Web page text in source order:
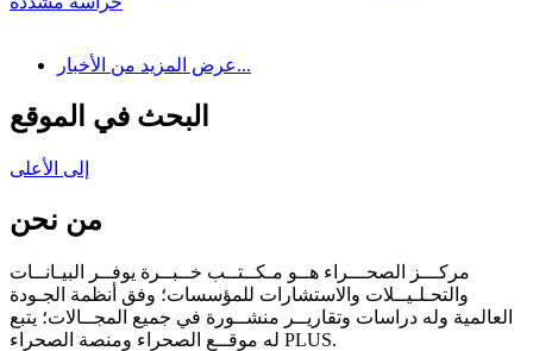
عرض المزيد من الأخبار...
البحث في الموقع
إلى الأعلى
من نحن
مركـــز الصحـــراء هــو مـكــتــب خــبــرة يوفــر البيـانــات
والتحـلـيــلات والاستشارات للمؤسسات؛ وفق أنظمة الجـودة
العالمية وله دراسات وتقاريــر منشــورة في جميع المجــالات؛ يتبع
له موقــع الصحراء ومنصة الصحراء PLUS.